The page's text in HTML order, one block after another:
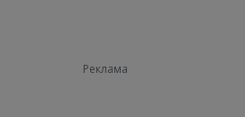
Реклама